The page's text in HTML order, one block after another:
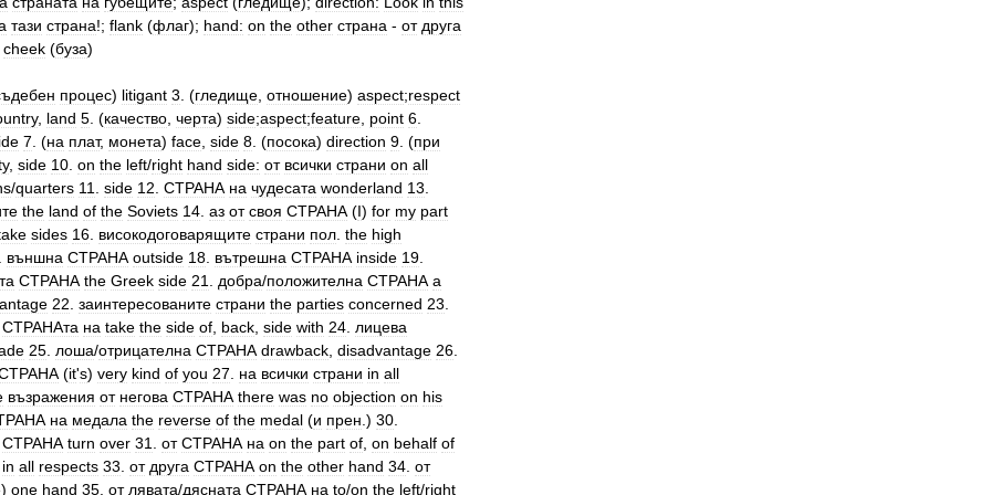
тази страна!; flank (флаг); hand: on the other страна - от друга
cheek (буза)
процес) litigant 3 . (гледище отношение) aspect;respect
, land 5 . (качество черта) side;aspect;feature point 6
7 . (на плат, монета) face side 8 . (посока) direction 9 . (при
, side 10 on the left/right hand side: от всички страни on all
/quarters 11 side 12 СТРАНА на чудесата wonderland 13
the land of the Soviets 14 аз от своя СТРАНА (I) for my part
sides 16 високодоговарящите страни пол the high
външна СТРАНА outside 18 вътрешна СТРАНА inside 19
СТРАНА the Greek side 21 добра/положителна СТРАНА a
22 заинтересованите страни the parties concerned 23
СТРАНАта на take the side of back side with 24 лицева
25 лоша/отрицателна СТРАНА drawback disadvantage 26
(it's) very kind of you 27 на всички страни in all
възражения от негова СТРАНА there was no objection on his
на медала the reverse of the medal (и прен .) 30
СТРАНА turn over 31 от СТРАНА на on the part of on behalf of
in all respects 33 от друга СТРАНА on the other hand 34 от
) one hand 35 от лявата/дясната СТРАНА на to/on the left/right